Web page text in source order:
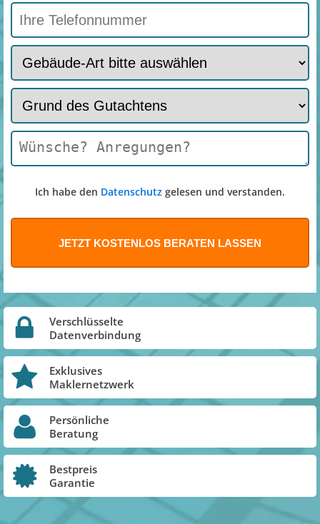
Ich habe den Datenschutz gelesen und verstanden.
Verschlüsselte
Datenverbindung
Exklusives
Maklernetzwerk
Persönliche
Beratung
Bestpreis
Garantie